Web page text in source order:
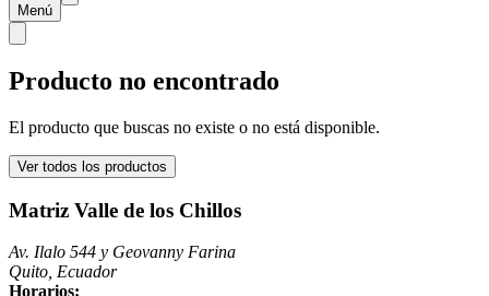
Menú
Producto no encontrado
El producto que buscas no existe o no está disponible.
Ver todos los productos
Matriz Valle de los Chillos
Av. Ilalo 544 y Geovanny Farina
Quito, Ecuador
Horarios: